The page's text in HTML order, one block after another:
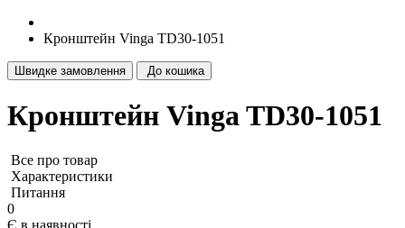
Кронштейн Vinga TD30-1051
Швидке замовлення До кошика
Кронштейн Vinga TD30-1051
Все про товар
Характеристики
Питання
0
Є в наявності